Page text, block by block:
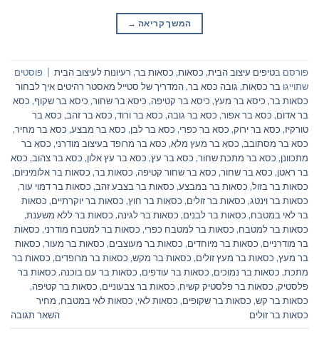
המשך קריאה →
פורסם בטיפים עיצוב הבית, כסאות, כסאות בר, רעיונות לעיצוב הבית
פוסטים
שתוייגו בר כסאות, גובה כסא בר,המדריך של סטייל מאסטר רהיטים איך לבחור
כסאות בר, כיסא בר מעץ, כיסא בר קטיפה, כיסא בר שחור, כיסא בר שקוף, כסא
בר אדום, כסא בר אפור, כסא בר גובה, כסא בר ורוד, כסא בר זהב, כסא בר
טורקיז, כסא בר ירוק, כסא בר כפרי, כסא בר לבן, כסא בר מבצע, כסא בר מחיר,
כסא בר מסתובב, כסא בר מעץ מלא, כסא בר מרופד בעיצוב מודרני, כסא בר
מתכוונן, כסא בר מתכת שחור, כסא בר עץ, כסא בר עץ אלון, כסא בר צהוב, כסא
בר ראטן, כסא בר שחור, כסא בר שחור קטיפה, כסאות בר, כסאות בר אלומיניום,
כסאות בר בזול, כסאות בר במבצע, כסאות בר בצבע זהב, כסאות בר דמוי עור,
כסאות בר וינטג, כסאות בר זולים, כסאות בר חוץ, כסאות בר יוקרתיים, כסאות
בר לאי במטבח, כסאות בר לבנים, כסאות בר לגינה, כסאות בר ללא משענת,
כסאות בר למטבח, כסאות בר למטבח כפרי, כסאות בר למטבח מודרני, כסאות
בר מודרניים, כסאות בר מיוחדים, כסאות בר מעוצבים, כסאות בר מעור, כסאות
בר מעץ, כסאות בר מעץ זולים, כסאות בר מקש, כסאות בר מרופדים, כסאות בר
מתכת, כסאות בר נמוכים, כסאות בר עודפים, כסאות בר עם בוכנה, כסאות בר
פלסטיק, כסאות בר פלסטיק קשיח, כסאות בר צבעוניים, כסאות בר קטיפה,
כסאות בר קש, כסאות בר שקופים, כסאות לאי, כסאות לאי במטבח, מחיר
כסאות בר זולים
השאר תגובה